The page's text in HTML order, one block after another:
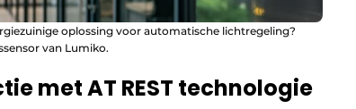
oplossing voor automatische lichtregeling?
van Lumiko.
met AT REST technologie